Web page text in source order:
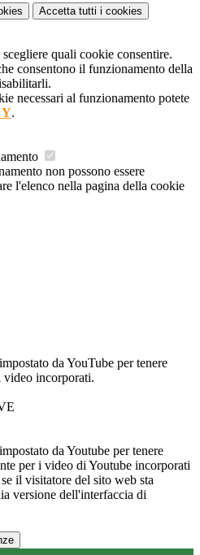
Accetta tutti i cookies
quali cookie consentire.
consentono il funzionamento della
necessari al funzionamento potete
.
non possono essere
l'elenco nella pagina della cookie
da YouTube per tenere
video incorporati.
da Youtube per tenere
per i video di Youtube incorporati
il visitatore del sito web sta
versione dell'interfaccia di